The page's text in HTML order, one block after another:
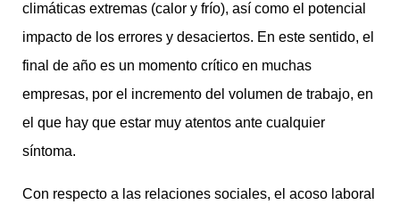
climáticas extremas (calor y frío), así como el potencial
impacto de los errores y desaciertos. En este sentido, el
final de año es un momento crítico en muchas
empresas, por el incremento del volumen de trabajo, en
el que hay que estar muy atentos ante cualquier
síntoma.
Con respecto a las relaciones sociales, el acoso laboral